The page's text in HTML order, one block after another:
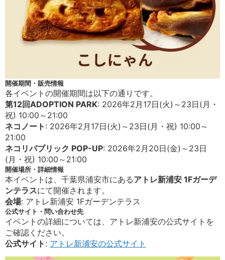
開催期間・販売情報
各イベントの開催期間は以下の通りです。
第12回ADOPTION PARK: 2026年2月17日(火)～23日(月・
祝) 10:00～21:00
ネコノート : 2026年2月17日(火)～23日(月・祝) 10:00～
21:00
ネコリパブリック POP-UP: 2026年2月20日(金)～23日
(月・祝) 10:00～21:00
開催場所・詳細情報
本イベントは、千葉県浦安市にあるアトレ新浦安 1Fガーデ
ンテラスにて開催されます。
会場: アトレ新浦安 1Fガーデンテラス
公式サイト・問い合わせ先
イベントの詳細については、アトレ新浦安の公式サイトを
ご確認ください。
公式サイト : アトレ新浦安の公式サイト